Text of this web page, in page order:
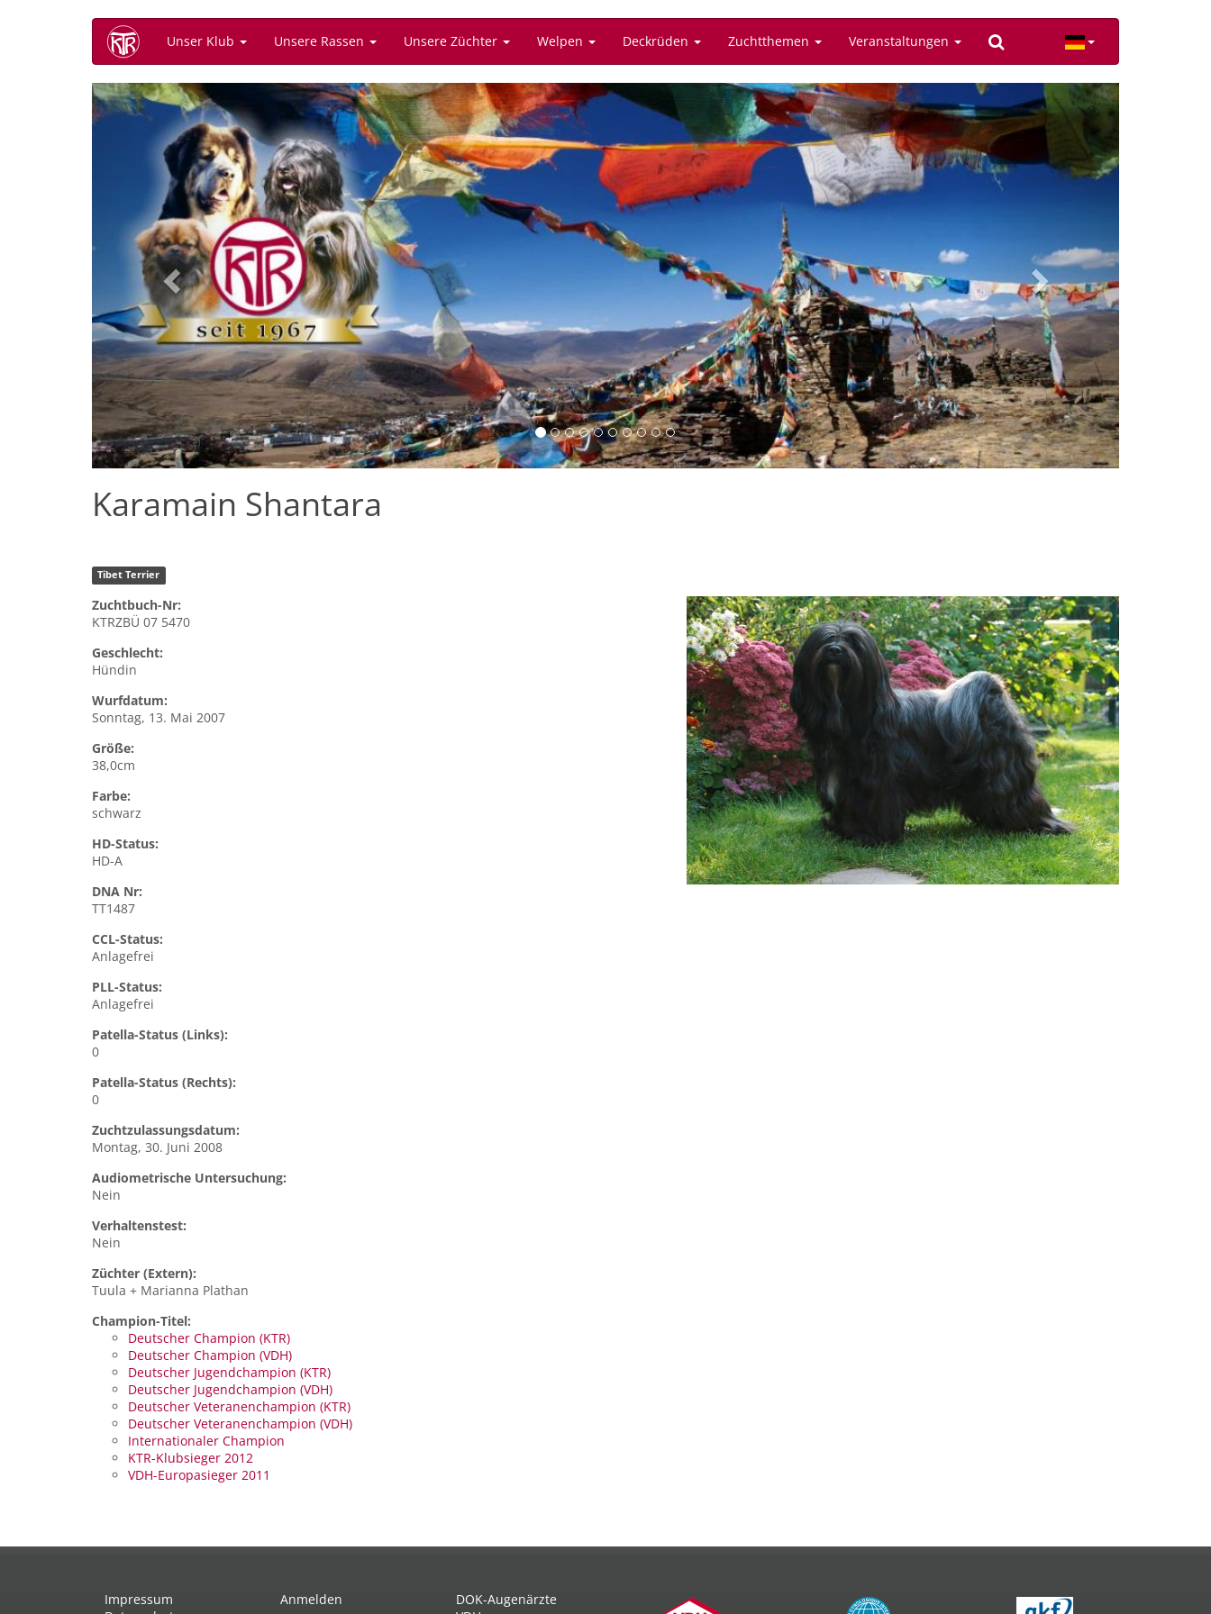
Unser Klub Unsere Rassen Unsere Züchter Welpen Deckrüden Zuchtthemen Veranstaltungen
Previous Next
Karamain Shantara
Tibet Terrier
Zuchtbuch-Nr:
KTRZBÜ 07 5470
Geschlecht:
Hündin
Wurfdatum:
Sonntag, 13. Mai 2007
Größe:
38,0cm
Farbe:
schwarz
HD-Status:
HD-A
DNA Nr:
TT1487
CCL-Status:
Anlagefrei
PLL-Status:
Anlagefrei
Patella-Status (Links):
0
Patella-Status (Rechts):
0
Zuchtzulassungsdatum:
Montag, 30. Juni 2008
Audiometrische Untersuchung:
Nein
Verhaltenstest:
Nein
Züchter (Extern):
Tuula + Marianna Plathan
Champion-Titel:
Deutscher Champion (KTR)
Deutscher Champion (VDH)
Deutscher Jugendchampion (KTR)
Deutscher Jugendchampion (VDH)
Deutscher Veteranenchampion (KTR)
Deutscher Veteranenchampion (VDH)
Internationaler Champion
KTR-Klubsieger 2012
VDH-Europasieger 2011
Impressum
Anmelden
DOK-Augenärzte